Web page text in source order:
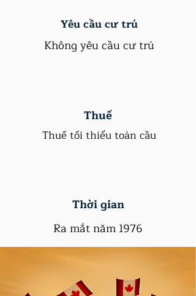
Yêu cầu cư trú
Không yêu cầu cư trú
Thuế
Thuế tối thiểu toàn cầu
Thời gian
Ra mắt năm 1976